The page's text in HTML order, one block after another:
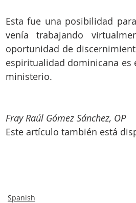
Esta fue una posibilidad
venía trabajando
oportunidad de
espiritualidad dominicana es
ministerio.
Fray Raúl Gómez Sánchez, OP
Este artículo también está
Spanish